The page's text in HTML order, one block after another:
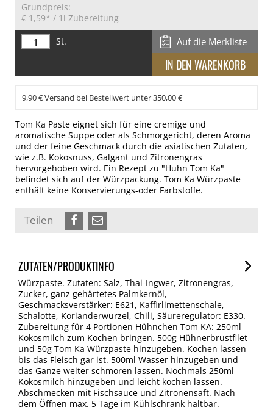
Grundpreis:
€ 1,59* / 1l Zubereitung
St.
Auf die Merkliste
9,90 € Versand bei Bestellwert unter 350,00 €
Tom Ka Paste eignet sich für eine cremige und
aromatische Suppe oder als Schmorgericht, deren Aroma
und der feine Geschmack durch die asiatischen Zutaten,
wie z.B. Kokosnuss, Galgant und Zitronengras
hervorgehoben wird. Ein Rezept zu "Huhn Tom Ka"
befindet sich auf der Würzpackung. Tom Ka Würzpaste
enthält keine Konservierungs-oder Farbstoffe.
Teilen
ZUTATEN/PRODUKTINFO
Würzpaste. Zutaten: Salz, Thai-Ingwer, Zitronengras,
Zucker, ganz gehärtetes Palmkernöl,
Geschmacksverstärker: E621, Kaffirlimettenschale,
Schalotte, Korianderwurzel, Chili, Säureregulator: E330.
Zubereitung für 4 Portionen Hühnchen Tom KA: 250ml
Kokosmilch zum Kochen bringen. 500g Hühnerbrustfilet
und 50g Tom Ka Würzpaste hinzugeben. Kochen lassen
bis das Fleisch gar ist. 500ml Wasser hinzugeben und
das Ganze weiter schmoren lassen. Nochmals 250ml
Kokosmilch hinzugeben und leicht kochen lassen.
Abschmecken mit Fischsauce und Zitronensaft. Nach
dem Öffnen max. 5 Tage im Kühlschrank haltbar.